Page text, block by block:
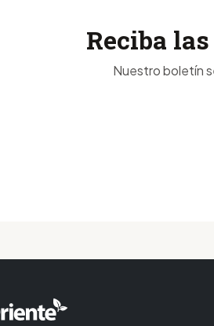
Reciba
Nuestro boletín